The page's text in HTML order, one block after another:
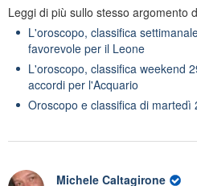
Leggi di più sullo stesso argomento
L'oroscopo, classifica
favorevole per il Leone
L'oroscopo, classifica weekend
accordi per l'Acquario
Oroscopo e classifica di martedì
Michele Caltagirone